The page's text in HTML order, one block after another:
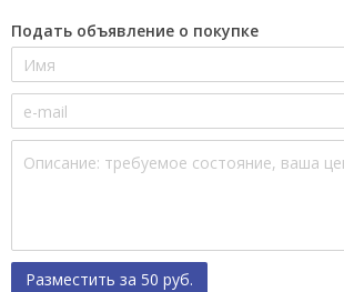
Подать объявление о покупке
Разместить за 50 руб.